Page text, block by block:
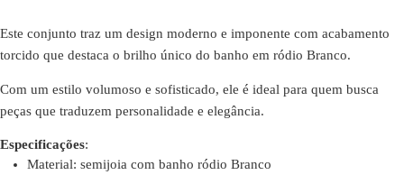
Este conjunto traz um design moderno e imponente com acabamento
torcido que destaca o brilho único do banho em ródio Branco.
Com um estilo volumoso e sofisticado, ele é ideal para quem busca
peças que traduzem personalidade e elegância.
Especificações:
Material: semijoia com banho ródio Branco